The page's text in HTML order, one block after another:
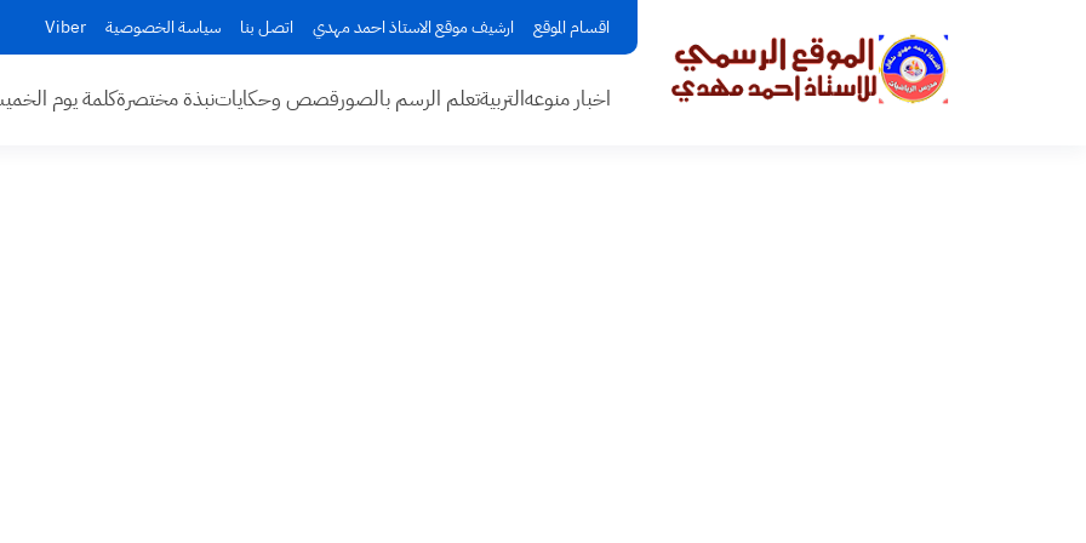
اقسام الموقع ارشيف موقع الاستاذ احمد مهدي اتصل بنا سياسة الخصوصية Viber
اخبار منوعهالتربيةتعلم الرسم بالصورقصص وحكاياتنبذة مختصرةكلمة يوم